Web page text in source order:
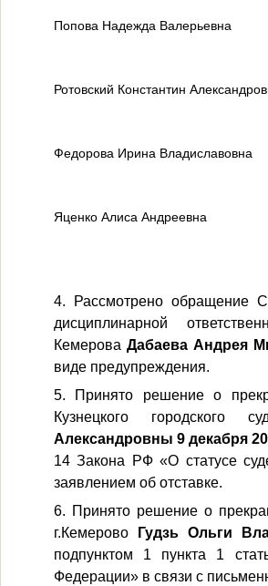
Попова Надежда Валерьевна
Ротовский Константин
Федорова Ирина Владиславовна
Яценко Алиса Андреевна
4. Рассмотрено обращение
дисциплинарной
Кемерова Дабаева Андрея
виде предупреждения.
5. Принято решение о
Кузнецкого городского
Александровны 9 декабря
14 Закона РФ «О статусе
заявлением об отставке.
6. Принято решение о
г.Кемерово
Гудзь Ольги
подпунктом 1 пункта 1
Федерации» в связи с